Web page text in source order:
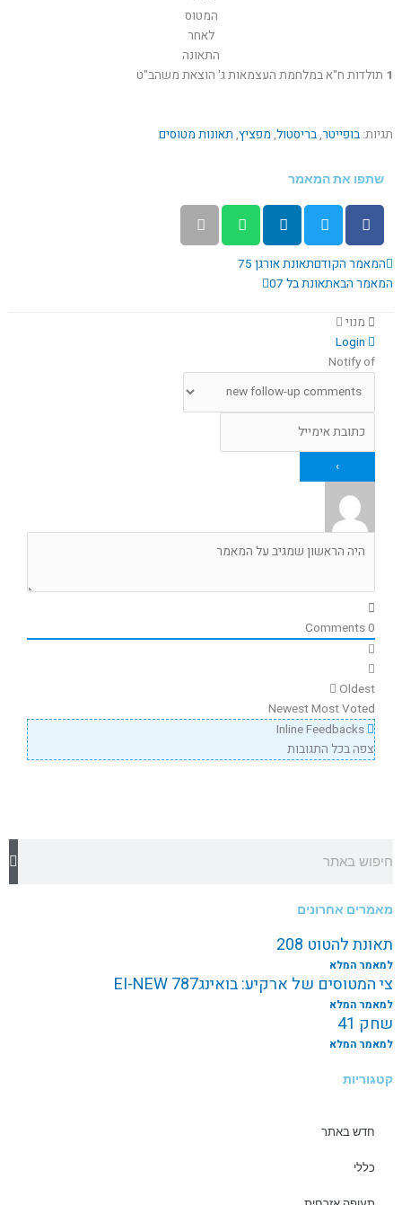
המטוס
לאחר
התאונה
1 תולדות ח"א במלחמת העצמאות ג' הוצאת משהב"ט
תגיות: בופייטר,בריסטול, מפציץ, תאונות מטוסים
שתפו את המאמר
קודם
המאמר הקודםתאונת אורגן 75
המאמר הבאתאונת בל 07
הבא
מנוי
Notify of
0
Oldest
NewestMost Voted
צפה בכל התגובות
מאמרים אחרונים
תאונת להטוט 208
למאמר המלא
צי המטוסים של ארקיע: בואינג787 EI-NEW
למאמר המלא
שחק 41
למאמר המלא
קטגוריות
חדש באתר
כללי